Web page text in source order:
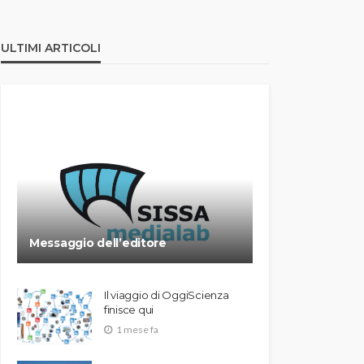
ULTIMI ARTICOLI
Messaggio dell’editore
Il viaggio di OggiScienza
finisce qui
1 mese fa